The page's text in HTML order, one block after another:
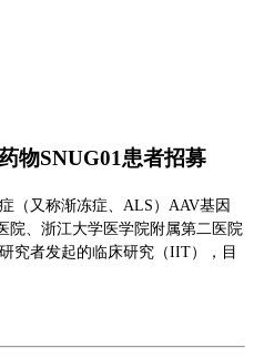
物SNUG01患者招募
（又称渐冻症、ALS）AAV基因
院、浙江大学医学院附属第二医院
究者发起的临床研究（IIT），目